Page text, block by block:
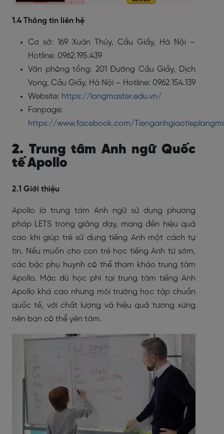
1.4 Thông tin liên hệ
Cơ sở: 169 Xuân Thủy, Cầu Giấy, Hà Nội –
Hotline: 0962.195.439
Văn phòng tổng: 201 Đường Cầu Giấy, Dịch
Vọng, Cầu Giấy, Hà Nội – Hotline: 0962.154.139
Website: https://langmaster.edu.vn/
Fanpage:
https://www.facebook.com/
2. Trung tâm Anh ngữ Quốc
tế Apollo
2.1 Giới thiệu
Apollo là trung tâm Anh ngữ sử dụng phương
pháp LETS trong giảng dạy, mang đến hiệu quả
cao khi giúp trẻ sử dụng tiếng Anh một cách tự
tin. Nếu muốn cho con trẻ học tiếng Anh từ sớm,
các bậc phụ huynh có thể tham khảo trung tâm
Apollo. Mặc dù học phí tại trung tâm tiếng Anh
Apollo khá cao nhưng môi trường học tập chuẩn
quốc tế, với chất lượng và hiệu quả tương xứng
nên bạn có thể yên tâm.